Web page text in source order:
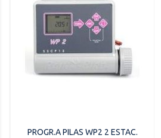
PROGR.A PILAS WP2 2 ESTAC.